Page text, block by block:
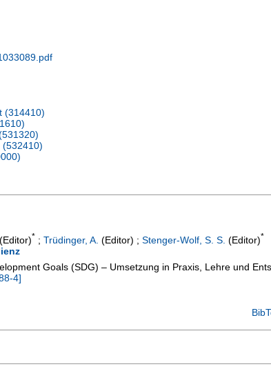
(314410)
(532410)
(Editor)* ; Trüdinger, A. (Editor) ; Stenger-Wolf, S. S. (Editor)*
Goals (SDG) – Umsetzung in Praxis, Lehre und
4]